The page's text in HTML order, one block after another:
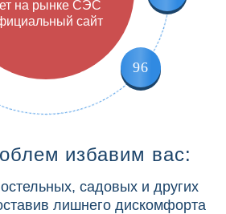
96
на рынке СЭС
сайт
избавим вас:
садовых и других
лишнего дискомфорта